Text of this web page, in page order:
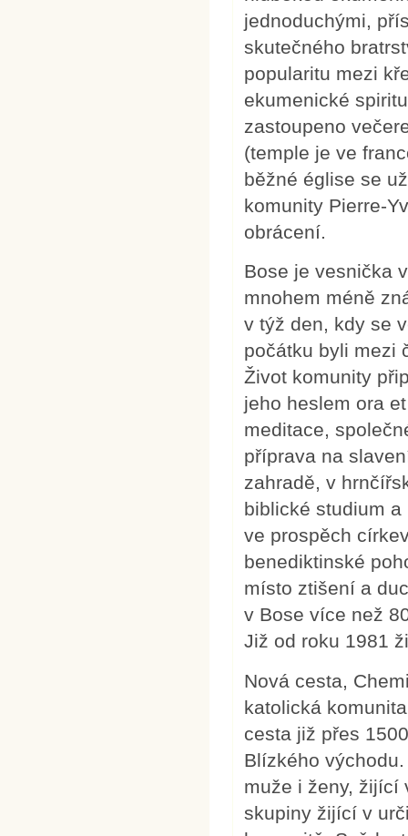
jednoduchými,
skutečného
popularitu mezi
ekumenické
zastoupeno
(temple je ve
běžné église se
komunity Pierre-
obrácení.
Bose je vesnička
mnohem méně
v týž den, kdy se
počátku byli mezi
Život komunity
jeho heslem ora
meditace,
příprava na
zahradě, v
biblické studium a
ve prospěch
benediktinské
místo ztišení a
v Bose více než
Již od roku 1981
Nová cesta,
katolická
cesta již přes
Blízkého
muže i ženy, žijící
skupiny žijící v